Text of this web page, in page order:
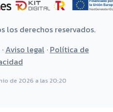
los derechos reservados.
· Aviso legal · Política de
de 2026 a las 20:20